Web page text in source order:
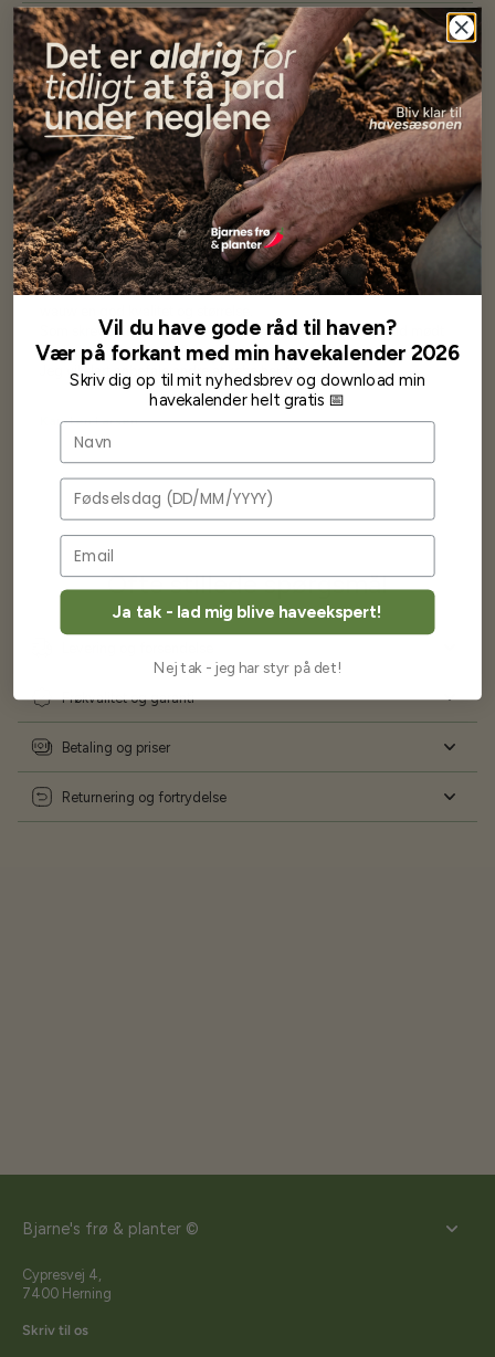
Se mere af Alle produkter
Vores kundersiger...
Har altid kun mødt god vejledning og hjælp fra Barney (Bjarne)
Har lige i går modtaget de fineste asparges kroner med posten
Som skrevet før når jeg har skrevet med Bjarne har jeg altid mødt
venlighed og god service.
Jeg vil klart anbefale andre at købe her fra
Karsten Larsen
Ofte stillede spørgsmål
Frøkvalitet og garanti
Betaling og priser
Returnering og fortrydelse
Bjarne's frø & planter ©
Cypresvej 4,
7400 Herning
Skriv til os
Vil du have gode råd til haven?
Vær på forkant med min havekalender 2026
Skriv dig op til mit nyhedsbrev og download min
havekalender helt gratis 📅
Navn
Fødselsdag
Ja tak - lad mig blive haveekspert!
Nej tak - jeg har styr på det!